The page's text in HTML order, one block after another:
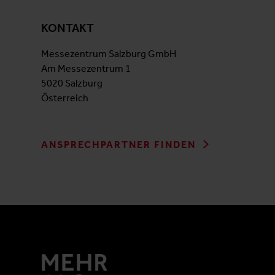
KONTAKT
Messezentrum Salzburg GmbH
Am Messezentrum 1
5020 Salzburg
Österreich
ANSPRECHPARTNER FINDEN